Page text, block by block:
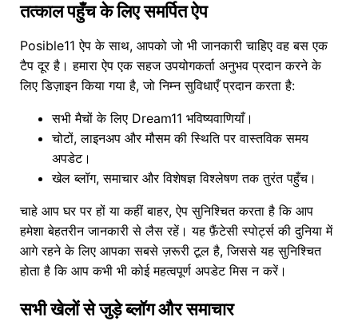
तत्काल पहुँच के लिए समर्पित ऐप
Posible11 ऐप के साथ, आपको जो भी जानकारी चाहिए वह बस एक
टैप दूर है। हमारा ऐप एक सहज उपयोगकर्ता अनुभव प्रदान करने के
लिए डिज़ाइन किया गया है, जो निम्न सुविधाएँ प्रदान करता है:
सभी मैचों के लिए Dream11 भविष्यवाणियाँ।
चोटों, लाइनअप और मौसम की स्थिति पर वास्तविक समय
अपडेट।
खेल ब्लॉग, समाचार और विशेषज्ञ विश्लेषण तक तुरंत पहुँच।
चाहे आप घर पर हों या कहीं बाहर, ऐप सुनिश्चित करता है कि आप
हमेशा बेहतरीन जानकारी से लैस रहें। यह फ़ैंटेसी स्पोर्ट्स की दुनिया में
आगे रहने के लिए आपका सबसे ज़रूरी टूल है, जिससे यह सुनिश्चित
होता है कि आप कभी भी कोई महत्वपूर्ण अपडेट मिस न करें।
सभी खेलों से जुड़े ब्लॉग और समाचार